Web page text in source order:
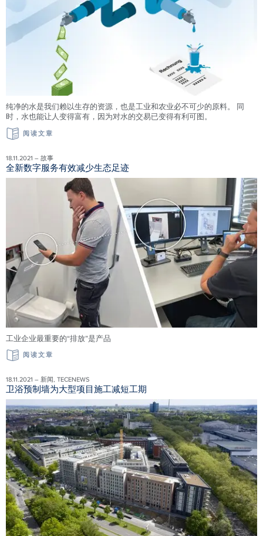
纯净的水是我们赖以生存的资源，也是工业和农业必不可少的原料。 同
时，水也能让人变得富有，因为对水的交易已变得有利可图。
阅读文章
18.11.2021 – 故事
全新数字服务有效减少生态足迹
工业企业最重要的“排放”是产品
阅读文章
18.11.2021 – 新闻, TECENEWS
卫浴预制墙为大型项目施工减短工期